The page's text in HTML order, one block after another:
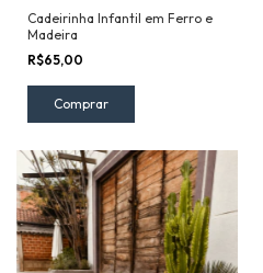
Cadeirinha Infantil em Ferro e
Madeira
R$65,00
Comprar